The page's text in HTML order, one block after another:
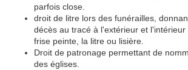
parfois close.
droit de litre lors des funérailles,
décès au tracé à l'extérieur et
frise peinte, la litre ou lisière.
Droit de patronage permettant de
des églises.